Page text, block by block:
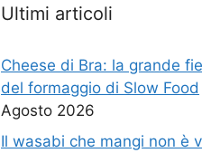
Ultimi articoli
Cheese di Bra: la grande
del formaggio di Slow Food
Agosto 2026
Il wasabi che mangi non è